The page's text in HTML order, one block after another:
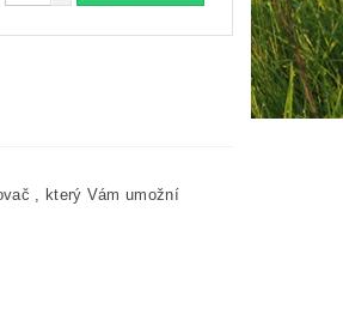
, který Vám umožní